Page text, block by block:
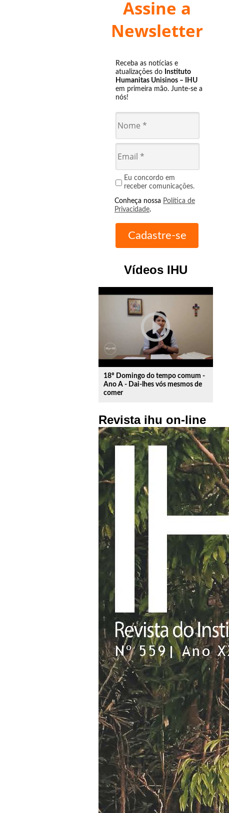
Assine a
Newsletter
Receba as notícias e
atualizações do Instituto
Humanitas Unisinos – IHU
em primeira mão. Junte-se a
nós!
Eu concordo em
receber comunicações.
Conheça nossa Política de
Privacidade.
Vídeos IHU
play_circle_outline
18º Domingo do tempo comum -
Ano A - Dai-lhes vós mesmos de
comer
Revista ihu on-line